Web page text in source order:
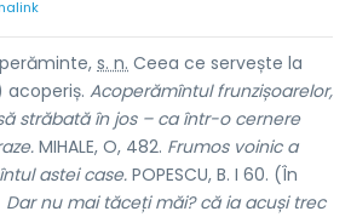
s. n. Ceea ce servește la
Acoperămîntul frunzișoarelor,
străbată în jos – ca într-o cernere
MIHALE, O, 482. Frumos voinic a
astei case. POPESCU, B. I 60. (În
Dar nu mai tăceți măi? că ia acuși trec